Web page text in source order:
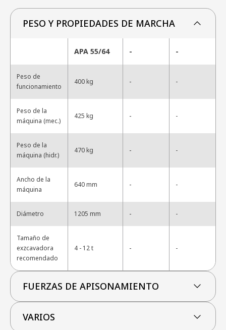
PESO Y PROPIEDADES DE MARCHA
APA 55/64 - -
Peso de
funcionamiento
400 kg - -
Peso de la
máquina (mec.)
425 kg - -
Peso de la
máquina (hidr.)
470 kg - -
Ancho de la
máquina
640 mm - -
Diámetro 1205 mm - -
Tamaño de
exzcavadora
recomendado
4 - 12 t - -
FUERZAS DE APISONAMIENTO
VARIOS